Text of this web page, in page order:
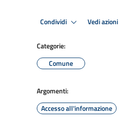
Condividi Vedi azioni
Categorie:
Comune
Argomenti:
Accesso all'informazione